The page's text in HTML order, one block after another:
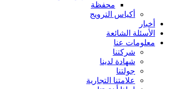
محفظة
أكياس الترويج
أخبار
الأسئلة الشائعة
معلومات عنا
شركتنا
شهادة لدينا
جولتنا
علامتنا التجارية